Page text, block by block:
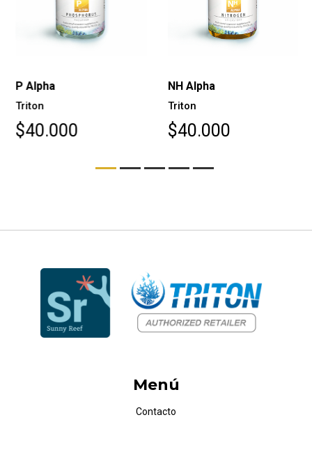
P Alpha
Triton
$40.000
NH Alpha
Triton
$40.000
Menú
Contacto